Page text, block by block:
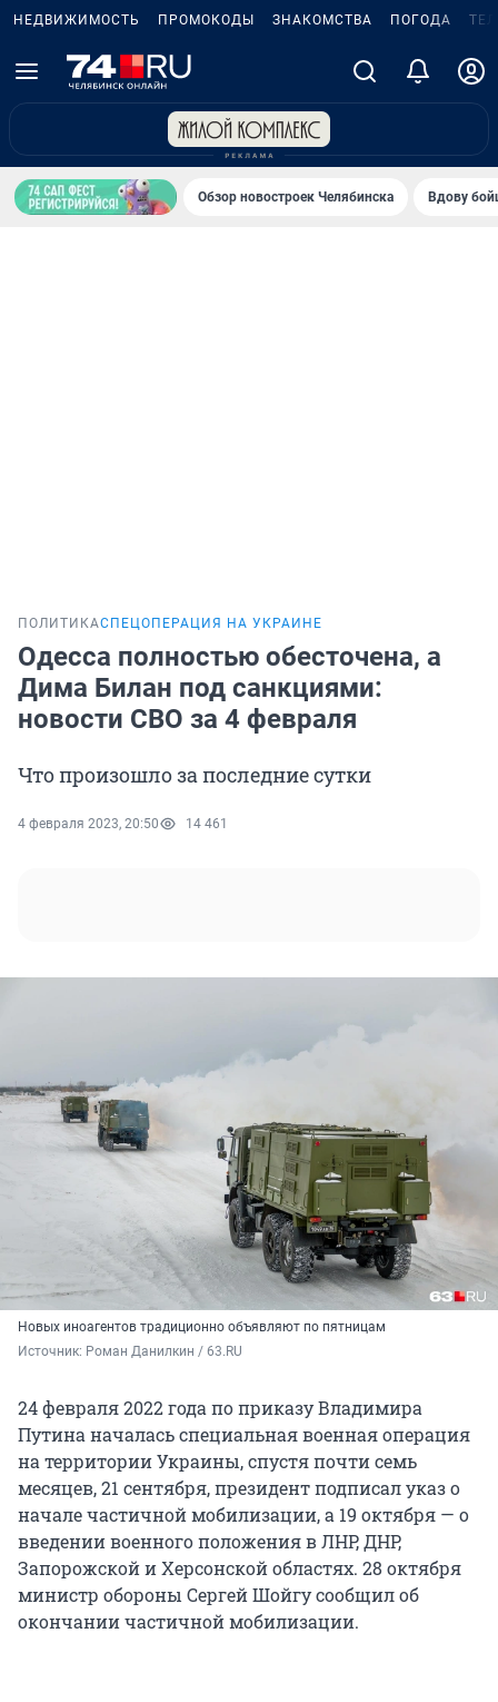
НЕДВИЖИМОСТЬ ПРОМОКОДЫ ЗНАКОМСТВА ПОГОДА
Обзор новостроек Челябинска Вдову
ПОЛИТИКАСПЕЦОПЕРАЦИЯ НА УКРАИНЕ
Одесса полностью обесточена, а
Дима Билан под санкциями:
новости СВО за 4 февраля
Что произошло за последние сутки
4 февраля 2023, 20:50 14 461
Новых иноагентов традиционно объявляют по пятницам
Источник: Роман Данилкин / 63.RU
24 февраля 2022 года по приказу Владимира
Путина началась специальная военная операция
на территории Украины, спустя почти семь
месяцев, 21 сентября, президент подписал указ о
начале частичной мобилизации, а 19 октября — о
введении военного положения в ЛНР, ДНР,
Запорожской и Херсонской областях. 28 октября
министр обороны Сергей Шойгу сообщил об
окончании частичной мобилизации.